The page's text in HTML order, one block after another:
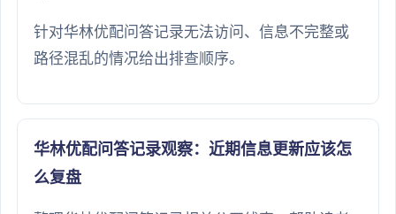
针对华林优配问答记录无法访问、信息不完整或
路径混乱的情况给出排查顺序。
华林优配问答记录观察：近期信息更新应该怎
么复盘